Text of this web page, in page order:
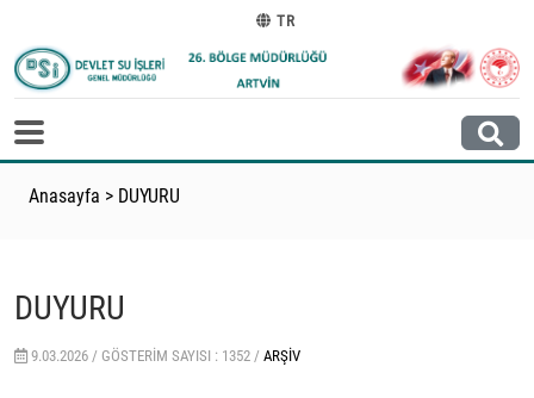
TR
Anasayfa > DUYURU
DUYURU
9.03.2026 / GÖSTERIM SAYISI : 1352 / ARŞIV